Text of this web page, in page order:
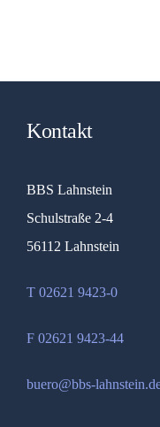
Kontakt
BBS Lahnstein
Schulstraße 2-4
56112 Lahnstein
T 02621 9423-0
F 02621 9423-44
buero@bbs-